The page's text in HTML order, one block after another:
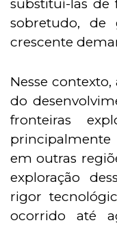
substituí-las de
sobretudo, de
crescente
Nesse
do
fronteiras
principalmente
em outras
exploração
rigor
ocorrido até